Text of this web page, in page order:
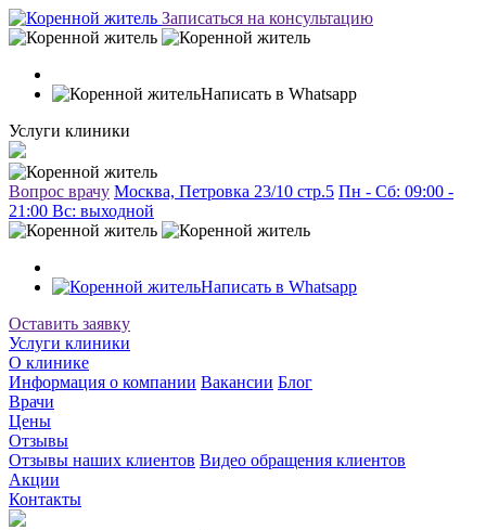
Записаться на консультацию
Написать в Whatsapp
Услуги клиники
Вопрос врачу Москва, Петровка 23/10 стр.5 Пн - Сб: 09:00 -
21:00 Вc: выходной
Написать в Whatsapp
Оставить заявку
Услуги клиники
О клинике
Информация о компании Вакансии Блог
Врачи
Цены
Отзывы
Отзывы наших клиентов Видео обращения клиентов
Акции
Контакты